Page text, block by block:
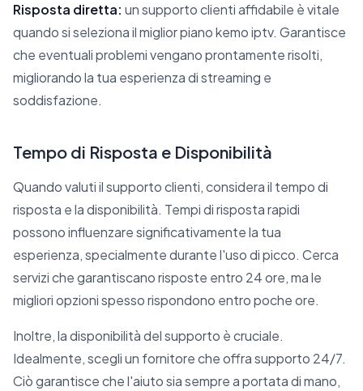
Risposta diretta: un supporto clienti affidabile è vitale
quando si seleziona il miglior piano kemo iptv. Garantisce
che eventuali problemi vengano prontamente risolti,
migliorando la tua esperienza di streaming e
soddisfazione.
Tempo di Risposta e Disponibilità
Quando valuti il supporto clienti, considera il tempo di
risposta e la disponibilità. Tempi di risposta rapidi
possono influenzare significativamente la tua
esperienza, specialmente durante l'uso di picco. Cerca
servizi che garantiscano risposte entro 24 ore, ma le
migliori opzioni spesso rispondono entro poche ore.
Inoltre, la disponibilità del supporto è cruciale.
Idealmente, scegli un fornitore che offra supporto 24/7.
Ciò garantisce che l'aiuto sia sempre a portata di mano,